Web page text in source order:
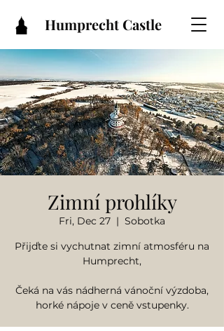
Humprecht Castle
Zimní prohlíky
Fri, Dec 27
  |
Sobotka
Přijďte si vychutnat zimní atmosféru na
Humprecht,
Čeká na vás nádherná vánoční výzdoba,
horké nápoje v ceně vstupenky.